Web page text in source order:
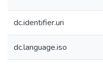
dc.identifier.uri
dc.language.iso